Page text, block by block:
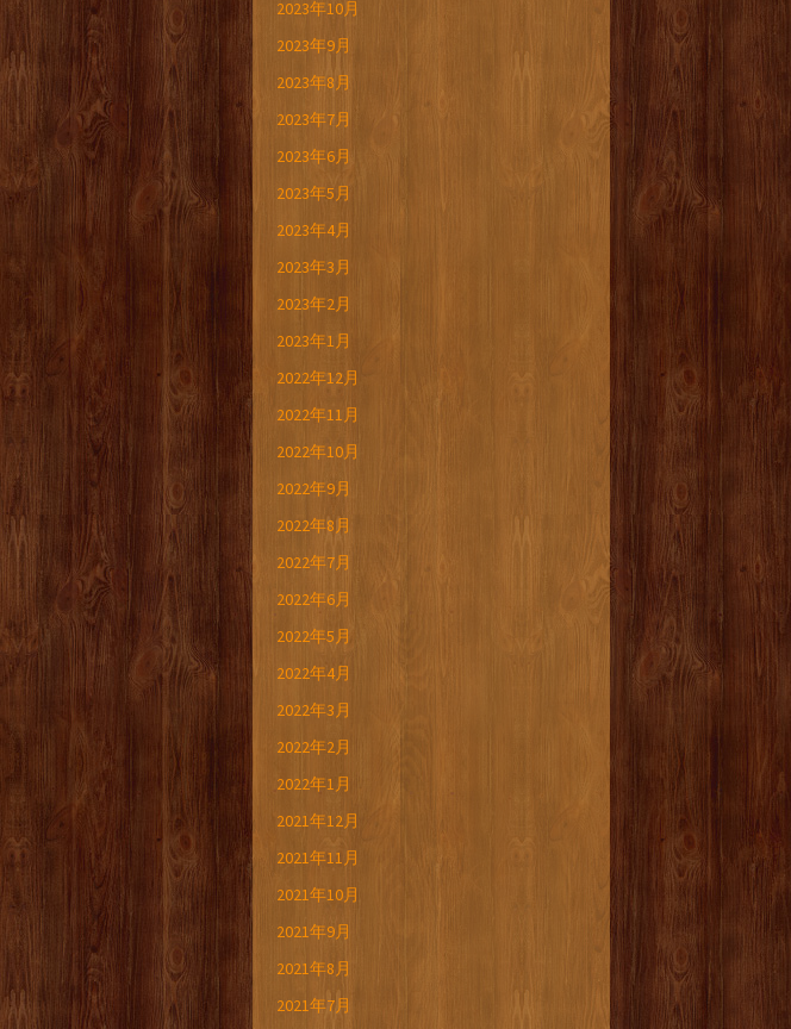
2023年10月
2023年9月
2023年8月
2023年7月
2023年6月
2023年5月
2023年4月
2023年3月
2023年2月
2023年1月
2022年12月
2022年11月
2022年10月
2022年9月
2022年8月
2022年7月
2022年6月
2022年5月
2022年4月
2022年3月
2022年2月
2022年1月
2021年12月
2021年11月
2021年10月
2021年9月
2021年8月
2021年7月